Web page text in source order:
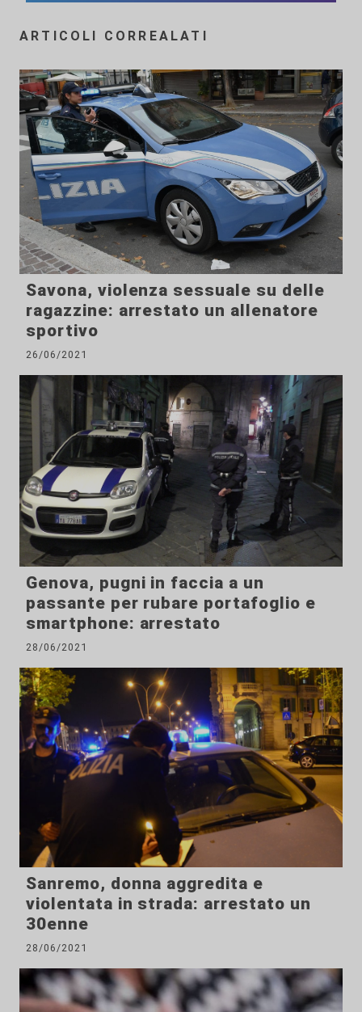
ARTICOLI CORREALATI
Savona, violenza sessuale su delle
ragazzine: arrestato un allenatore
sportivo
26/06/2021
Genova, pugni in faccia a un
passante per rubare portafoglio e
smartphone: arrestato
28/06/2021
Sanremo, donna aggredita e
violentata in strada: arrestato un
30enne
28/06/2021